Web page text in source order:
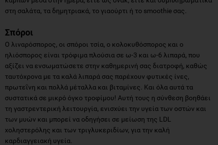
στη σαλάτα, τα δημητριακά, το γιαούρτι ή το smoothie σας.
Σπόροι
Ο λιναρόσπορος, οι σπόροι τσία, ο κολοκυθόσπορος και ο
ηλιόσπορος είναι τρόφιμα πλούσια σε ω-3 και ω-6 λιπαρά, που
αξίζει να ενσωματώσετε στην καθημερινή σας διατροφή, καθώς
ταυτόχρονα με τα καλά λιπαρά σας παρέχουν φυτικές ίνες,
πρωτεΐνη και πολλά μέταλλα και βιταμίνες. Και όλα αυτά τα
συστατικά σε μικρό όγκο τροφίμου! Αυτή τους η σύνθεση βοηθάει
τη γαστρεντερική λειτουργία, ενισχύει την υγεία των οστών και
των μυών και μπορεί να οδηγήσει σε μείωση της LDL
χοληστερόλης και των τριγλυκεριδίων, για την καλή
καρδιαγγειακή υγεία.